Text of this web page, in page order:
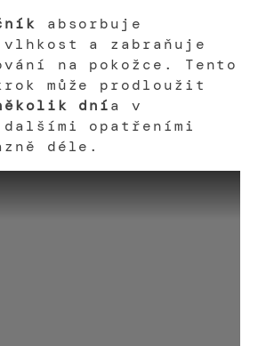
absorbuje
vlhkost a zabraňuje
na pokožce. Tento
může prodloužit
dnía v
dalšími opatřeními
déle.